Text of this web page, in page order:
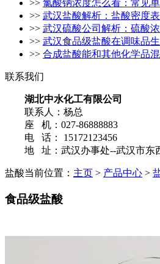
>> 氯酸钠浓度怎么看：常见
>> 武汉盐酸解析：盐酸密度
>> 武汉硫酸公司解析：硫酸
>> 武汉食品级盐酸在调味品
>> 合成盐酸能和其他化学品
联系我们
湖北中水化工有限公司
联系人：杨总
座 机：027-86888883
电 话： 15172123456
地 址：武汉办事处--武汉市东西
盐酸当前位置： 主页 > 产品中心 >
食品级盐酸